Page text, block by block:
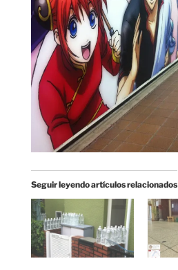
Seguir leyendo artículos relacionados